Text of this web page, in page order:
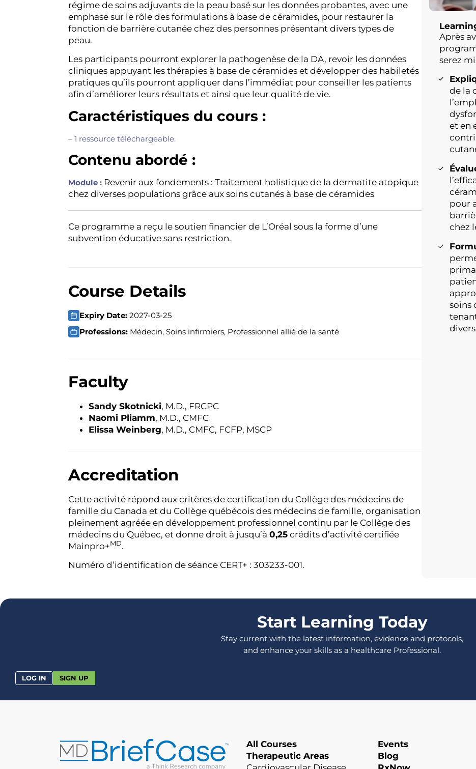
régime de soins adjuvants de la peau basé sur les données probantes, avec une
emphase sur le rôle des formulations à base de céramides, pour restaurer la
fonction de barrière cutanée chez des personnes présentant divers types de
peau.
Les participants pourront explorer la pathogenèse de la DA, revoir les données
cliniques appuyant les thérapies à base de céramides et développer des habiletés
pratiques qu’ils pourront appliquer dans l’immédiat pour conseiller les patients
afin d’améliorer leurs résultats et ainsi que leur qualité de vie.
Caractéristiques du cours :
– 1 ressource téléchargeable.
Contenu abordé :
Module : Revenir aux fondements : Traitement holistique de la dermatite atopique
chez diverses populations grâce aux soins cutanés à base de céramides
Ce programme a reçu le soutien financier de L’Oréal sous la forme d’une
subvention éducative sans restriction.
Course Details
Expiry Date:2027-03-25
Professions: Médecin, Soins infirmiers, Professionnel allié de la santé
Faculty
Sandy Skotnicki, M.D., FRCPC
Naomi Pliamm, M.D., CMFC
Elissa Weinberg, M.D., CMFC, FCFP, MSCP
Accreditation
Cette activité répond aux critères de certification du Collège des médecins de
famille du Canada et du Collège québécois des médecins de famille, organisation
pleinement agréée en développement professionnel continu par le Collège des
médecins du Québec, et donne droit à jusqu’à0,25 crédits d’activité certifiée
Mainpro+MD.
Numéro d’identification de séance CERT+ : 303233-001.
Après
serez
de la
et en
pour
chez
soins
Start Learning Today
Stay current with the latest information, evidence and protocols,
and enhance your skills as a healthcare Professional.
LOG IN SIGN UP
All Courses
Therapeutic Areas
Events
Blog